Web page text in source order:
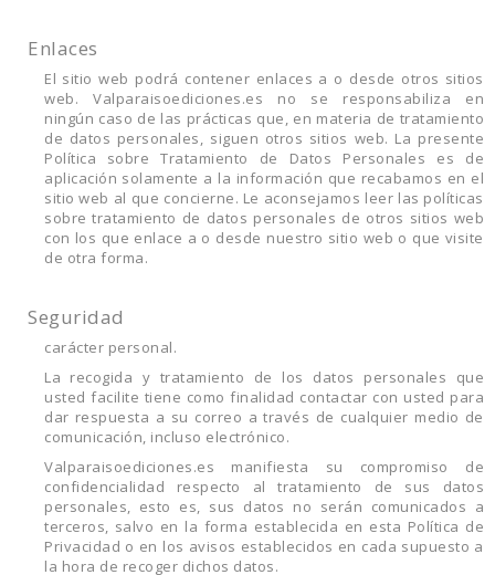
Enlaces
El sitio web podrá contener enlaces a o desde otros sitios
web. Valparaisoediciones.es no se responsabiliza en
ningún caso de las prácticas que, en materia de tratamiento
de datos personales, siguen otros sitios web. La presente
Política sobre Tratamiento de Datos Personales es de
aplicación solamente a la información que recabamos en el
sitio web al que concierne. Le aconsejamos leer las políticas
sobre tratamiento de datos personales de otros sitios web
con los que enlace a o desde nuestro sitio web o que visite
de otra forma.
Seguridad
carácter personal.
La recogida y tratamiento de los datos personales que
usted facilite tiene como finalidad contactar con usted para
dar respuesta a su correo a través de cualquier medio de
comunicación, incluso electrónico.
Valparaisoediciones.es manifiesta su compromiso de
confidencialidad respecto al tratamiento de sus datos
personales, esto es, sus datos no serán comunicados a
terceros, salvo en la forma establecida en esta Política de
Privacidad o en los avisos establecidos en cada supuesto a
la hora de recoger dichos datos.